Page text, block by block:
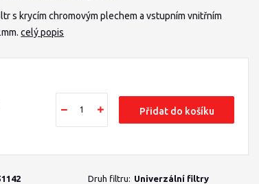
s krycím chromovým plechem a vstupním vnitřním
celý popis
Přidat do košíku
Druh filtru: Univerzální filtry